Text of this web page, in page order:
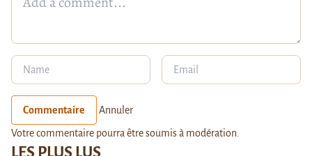
Commentaire Annuler
Votre commentaire pourra être soumis à modération.